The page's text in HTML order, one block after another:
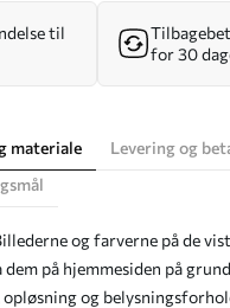
til
for 30
materiale
Levering og
og farverne på de
på hjemmesiden på
og